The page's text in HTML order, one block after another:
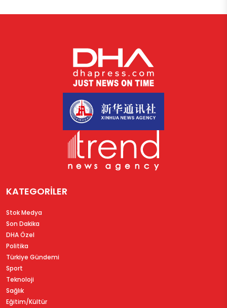
KATEGORİLER
Stok Medya
Son Dakika
DHA Özel
Politika
Türkiye Gündemi
Sport
Teknoloji
Sağlık
Eğitim/Kültür